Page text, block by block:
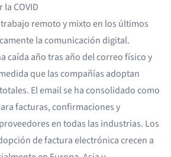
COVID
remoto y mixto en los últimos
la comunicación digital.
caída año tras año del correo físico y
que las compañías adoptan
El email se ha consolidado como
facturas, confirmaciones y
en todas las industrias. Los
de factura electrónica crecen a